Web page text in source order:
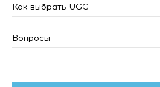
Как выбрать UGG
Вопросы